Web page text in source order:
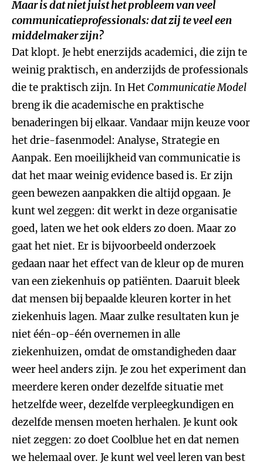
Maar is dat niet juist het probleem van veel
communicatieprofessionals: dat zij te veel een
middelmaker zijn?
Dat klopt. Je hebt enerzijds academici, die zijn te
weinig praktisch, en anderzijds de professionals
die te praktisch zijn. In HetCommunicatie Model
breng ik die academische en praktische
benaderingen bij elkaar. Vandaar mijn keuze voor
het drie-fasenmodel: Analyse, Strategie en
Aanpak. Een moeilijkheid van communicatie is
dat het maar weinig evidence based is. Er zijn
geen bewezen aanpakken die altijd opgaan. Je
kunt wel zeggen: dit werkt in deze organisatie
goed, laten we het ook elders zo doen. Maar zo
gaat het niet. Er is bijvoorbeeld onderzoek
gedaan naar het effect van de kleur op de muren
van een ziekenhuis op patiënten. Daaruit bleek
dat mensen bij bepaalde kleuren korter in het
ziekenhuis lagen. Maar zulke resultaten kun je
niet één-op-één overnemen in alle
ziekenhuizen, omdat de omstandigheden daar
weer heel anders zijn. Je zou het experiment dan
meerdere keren onder dezelfde situatie met
hetzelfde weer, dezelfde verpleegkundigen en
dezelfde mensen moeten herhalen. Je kunt ook
niet zeggen: zo doet Coolblue het en dat nemen
we helemaal over. Je kunt wel veel leren van best